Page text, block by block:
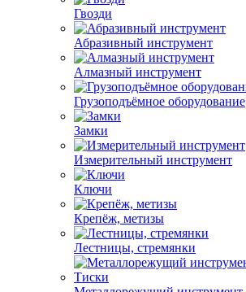
Гвозди
Абразивный инструмент
Алмазный инструмент
Грузоподъёмное оборудование
Замки
Измерительный инструмент
Ключи
Крепёж, метизы
Лестницы, стремянки